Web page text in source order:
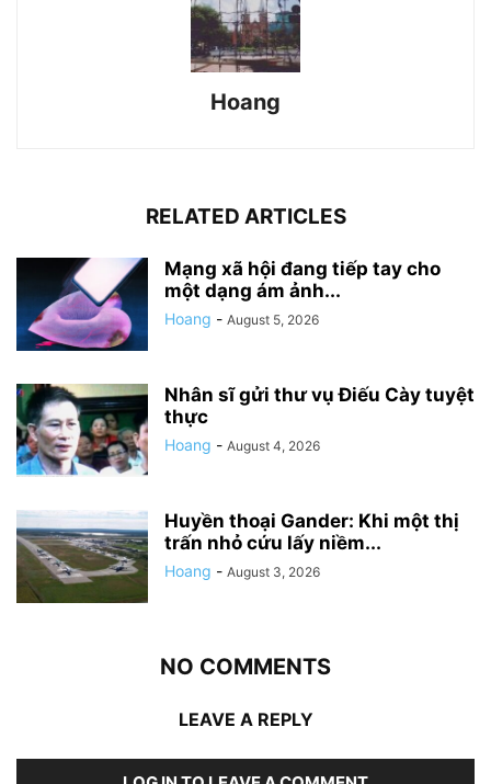
Hoang
RELATED ARTICLES
Mạng xã hội đang tiếp tay cho
một dạng ám ảnh...
Hoang - August 5, 2026
Nhân sĩ gửi thư vụ Điếu Cày tuyệt
thực
Hoang - August 4, 2026
Huyền thoại Gander: Khi một thị
trấn nhỏ cứu lấy niềm...
Hoang - August 3, 2026
NO COMMENTS
LEAVE A REPLY